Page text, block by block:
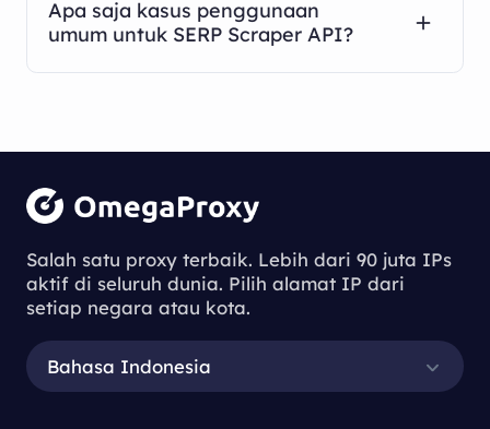
Apa saja kasus penggunaan
umum untuk SERP Scraper API?
Salah satu proxy terbaik. Lebih dari 90 juta IPs
aktif di seluruh dunia. Pilih alamat IP dari
setiap negara atau kota.
Bahasa Indonesia